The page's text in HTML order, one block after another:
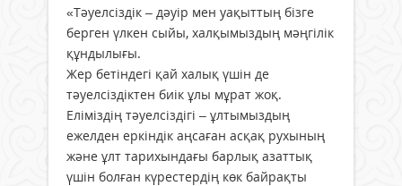
«Тәуелсіздік – дәуір мен уақыттың бізге
берген үлкен сыйы, халқымыздың мәңгілік
құндылығы.
Жер бетіндегі қай халық үшін де
тәуелсіздіктен биік ұлы мұрат жоқ.
Еліміздің тәуелсіздігі – ұлтымыздың
ежелден еркіндік аңсаған асқақ рухының
және ұлт тарихындағы барлық азаттық
үшін болған күрестердің көк байрақты